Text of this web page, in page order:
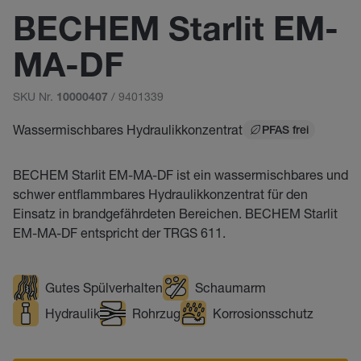
BECHEM Starlit EM-
MA-DF
SKU Nr. 10000407 / 9401339
Wassermischbares Hydraulikkonzentrat PFAS frei
BECHEM Starlit EM-MA-DF ist ein wassermischbares und
schwer entflammbares Hydraulikkonzentrat für den
Einsatz in brandgefährdeten Bereichen. BECHEM Starlit
EM-MA-DF entspricht der TRGS 611.
Gutes Spülverhalten
Schaumarm
Hydraulik
Rohrzug Korrosionsschutz